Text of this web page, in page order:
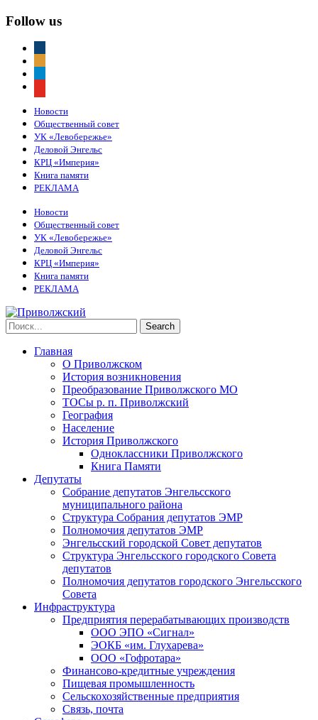
Follow us
Новости
Общественный совет
УК «Левобережье»
Деловой Энгельс
КРЦ «Империя»
Книга памяти
РЕКЛАМА
Новости
Общественный совет
УК «Левобережье»
Деловой Энгельс
КРЦ «Империя»
Книга памяти
РЕКЛАМА
Главная
О Приволжском
История возникновения
Преобразование Приволжского МО
ТОСы р. п. Приволжский
География
Население
История Приволжского
Одноклассники Приволжского
Книга Памяти
Депутаты
Собрание депутатов Энгельсского
муниципального района
Структура Собрания депутатов ЭМР
Полномочия депутатов ЭМР
Энгельсский городской Совет депутатов
Структура Энгельсского городского Совета
депутатов
Полномочия депутатов городского Энгельсского
Совета
Инфраструктура
Предприятия перерабатывающих производств
ООО ЭПО «Сигнал»
ЭОКБ «им. Глухарева»
ООО «Гофротара»
Финансово-кредитные учреждения
Пищевая промышленность
Сельскохозяйственные предприятия
Связь, почта